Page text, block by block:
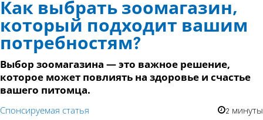
Как выбрать зоомагазин,
который подходит вашим
потребностям?
Выбор зоомагазина — это важное решение,
которое может повлиять на здоровье и счастье
вашего питомца.
Спонсируемая статья 2 минуты